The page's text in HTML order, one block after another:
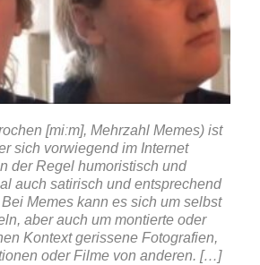
[miːm], Mehrzahl Memes) ist
sich vorwiegend im Internet
der Regel humoristisch und
auch satirisch und entsprechend
Memes kann es sich um selbst
aber auch um montierte oder
Kontext gerissene Fotografien,
oder Filme von anderen. […]